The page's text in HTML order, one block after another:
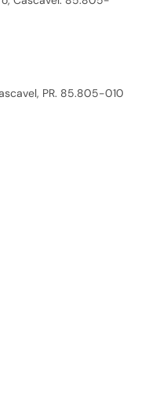
PR. 85.805-010